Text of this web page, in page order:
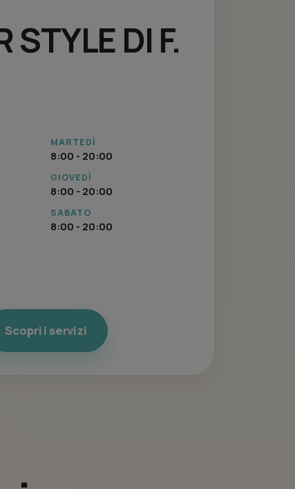
DI F.
MARTEDÌ
8:00 - 20:00
GIOVEDÌ
8:00 - 20:00
SABATO
8:00 - 20:00
Scopri i servizi